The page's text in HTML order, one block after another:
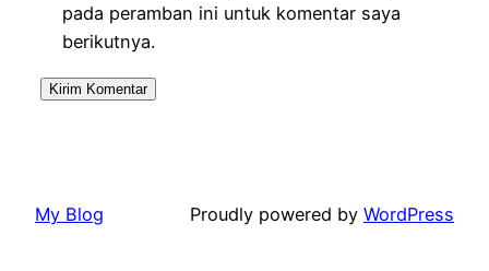
pada peramban ini untuk komentar saya
berikutnya.
My Blog Proudly powered by WordPress